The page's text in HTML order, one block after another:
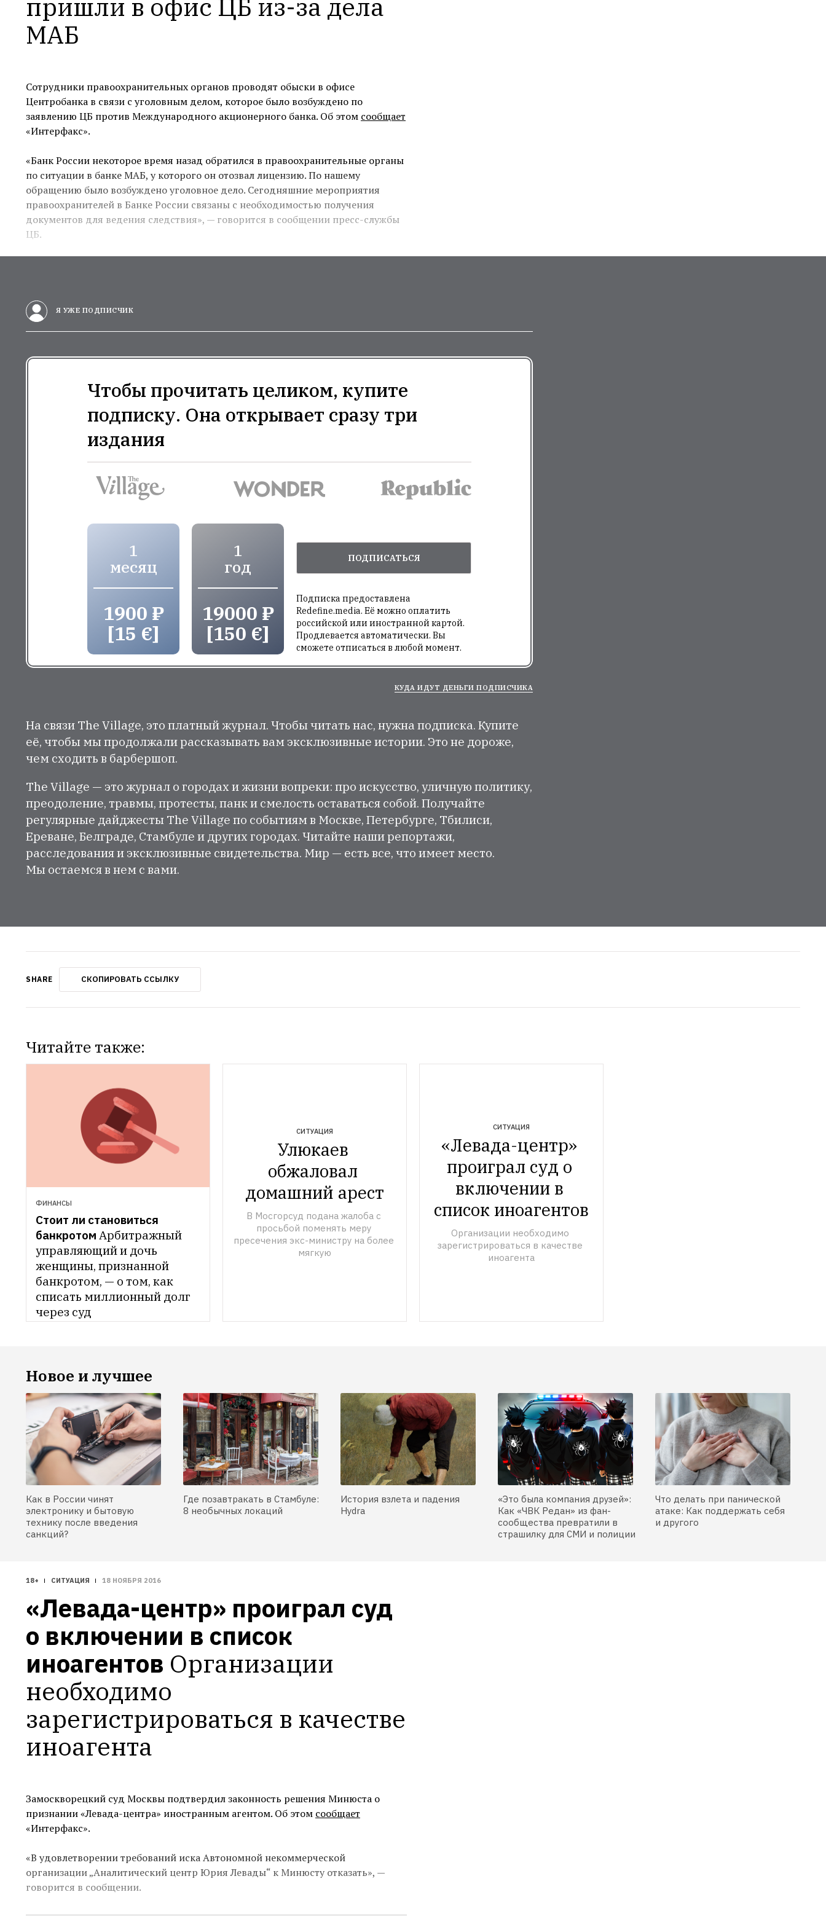
пришли в офис ЦБ из-за дела
МАБ
Сотрудники правоохранительных органов проводят обыски в офисе
Центробанка в связи с уголовным делом, которое было возбуждено по
заявлению ЦБ против Международного акционерного банка. Об этом сообщает
«Интерфакс».
«Банк России некоторое время назад обратился в правоохранительные органы
по ситуации в банке МАБ, у которого он отозвал лицензию. По нашему
обращению было возбуждено уголовное дело. Сегодняшние мероприятия
правоохранителей в Банке России связаны с необходимостью получения
документов для ведения следствия», — говорится в сообщении пресс-службы
ЦБ.
Я УЖЕ ПОДПИСЧИК
Чтобы прочитать целиком, купите
подписку. Она открывает сразу три
издания
1
месяц
1900 ₽
[15 €]
1
год
19000 ₽
[150 €]
ПОДПИСАТЬСЯ
Подписка предоставлена
Redefine.media. Её можно оплатить
российской или иностранной картой.
Продлевается автоматически. Вы
сможете отписаться в любой момент.
КУДА ИДУТ ДЕНЬГИ ПОДПИСЧИКА
На связи The Village, это платный журнал. Чтобы читать нас, нужна подписка. Купите
её, чтобы мы продолжали рассказывать вам эксклюзивные истории. Это не дороже,
чем сходить в барбершоп.
The Village — это журнал о городах и жизни вопреки: про искусство, уличную политику,
преодоление, травмы, протесты, панк и смелость оставаться собой. Получайте
регулярные дайджесты The Village по событиям в Москве, Петербурге, Тбилиси,
Ереване, Белграде, Стамбуле и других городах. Читайте наши репортажи,
расследования и эксклюзивные свидетельства. Мир — есть все, что имеет место.
Мы остаемся в нем с вами.
SHARE СКОПИРОВАТЬ ССЫЛКУ
Читайте также:
ФИНАНСЫ
Стоит ли становиться
банкротом Арбитражный
управляющий и дочь
женщины, признанной
банкротом, — о том, как
списать миллионный долг
через суд
СИТУАЦИЯ
Улюкаев
обжаловал
домашний арест
В Мосгорсуд подана жалоба с
просьбой поменять меру
пресечения экс-министру на более
мягкую
СИТУАЦИЯ
«Левада-центр»
проиграл суд о
включении в
список иноагентов
Организации необходимо
зарегистрироваться в качестве
иноагента
Новое и лучшее
Как в России чинят
электронику и бытовую
технику после введения
санкций?
Где позавтракать в Стамбуле:
8 необычных локаций
История взлета и падения
Hydra
«Это была компания друзей»:
Как «ЧВК Редан» из фан-
сообщества превратили в
страшилку для СМИ и полиции
Что делать при панической
атаке: Как поддержать себя
и другого
18+ СИТУАЦИЯ 18 НОЯБРЯ 2016
«Левада-центр» проиграл суд
о включении в список
иноагентов Организации
необходимо
зарегистрироваться в качестве
иноагента
Замоскворецкий суд Москвы подтвердил законность решения Минюста о
признании «Левада-центра» иностранным агентом. Об этом сообщает
«Интерфакс».
«В удовлетворении требований иска Автономной некоммерческой
организации „Аналитический центр Юрия Левады“ к Минюсту отказать», —
говорится в сообщении.